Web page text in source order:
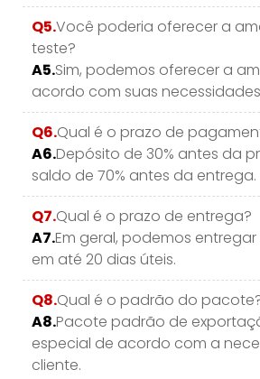
Q5.Você poderia oferecer a
teste?
A5.Sim, podemos oferecer a
acordo com suas
Q6.Qual é o prazo de
A6.Depósito de 30% antes da
saldo de 70% antes da entrega.
Q7.Qual é o prazo de entrega?
A7.Em geral, podemos
em até 20 dias úteis.
Q8.Qual é o padrão do
A8.Pacote padrão de
especial de acordo com a
cliente.